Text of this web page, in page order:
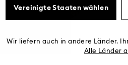
Vereinigte Staaten wählen
Wir liefern auch in andere Länder.
Alle Länder